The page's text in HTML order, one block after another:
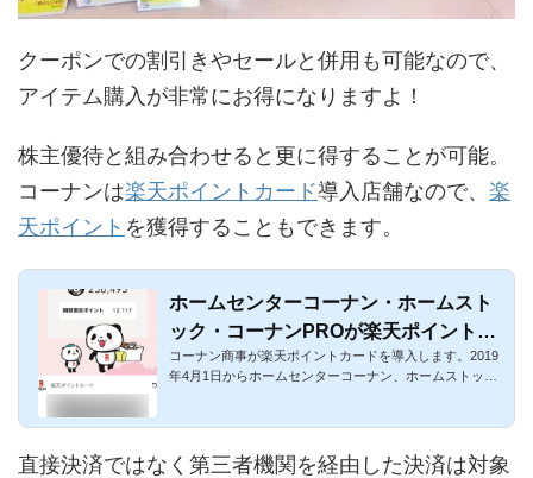
クーポンでの割引きやセールと併用も可能なので、
アイテム購入が非常にお得になりますよ！
株主優待と組み合わせると更に得することが可能。
コーナンは楽天ポイントカード導入店舗なので、 楽
天ポイント を獲得することもできます。
ホームセンターコーナン・ホームスト
ック・コーナンPROが楽天ポイントカ
ードを導入！
コーナン商事が楽天ポイントカードを導入します。2019
年4月1日からホームセンターコーナン、ホームストッ
直接決済ではなく第三者機関を経由した決済は対象